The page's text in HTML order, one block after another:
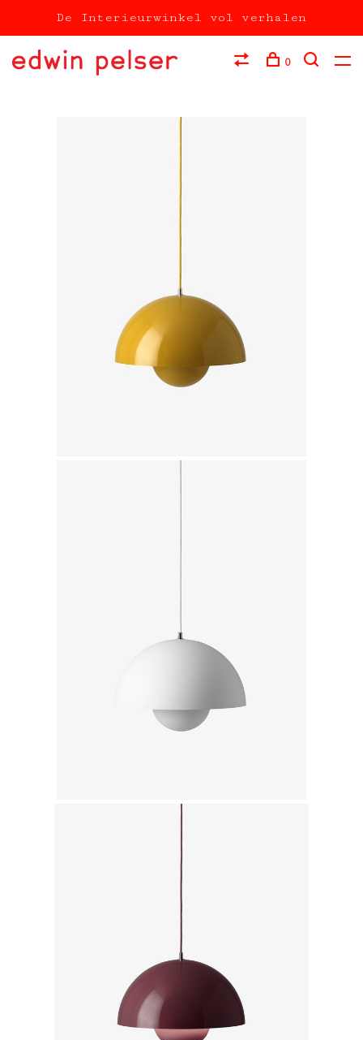
De Interieurwinkel vol verhalen
0